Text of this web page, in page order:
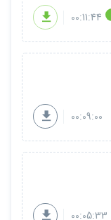
00:11:44
00:09:00
00:05:33